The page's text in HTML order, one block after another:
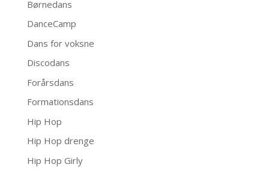
Børnedans
DanceCamp
Dans for voksne
Discodans
Forårsdans
Formationsdans
Hip Hop
Hip Hop drenge
Hip Hop Girly